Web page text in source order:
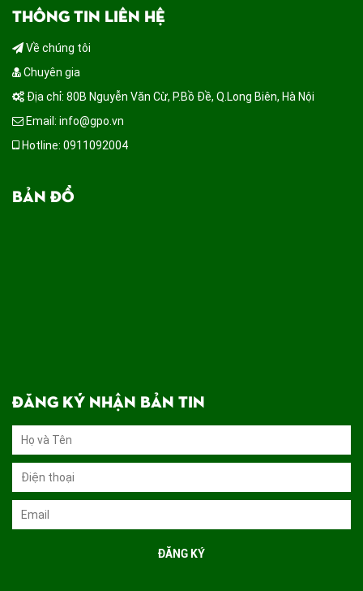
THÔNG TIN LIÊN HỆ
Về chúng tôi
Chuyên gia
Địa chỉ: 80B Nguyễn Văn Cừ, P.Bồ Đề, Q.Long Biên, Hà Nội
Email: info@gpo.vn
Hotline: 0911092004
BẢN ĐỒ
ĐĂNG KÝ NHẬN BẢN TIN